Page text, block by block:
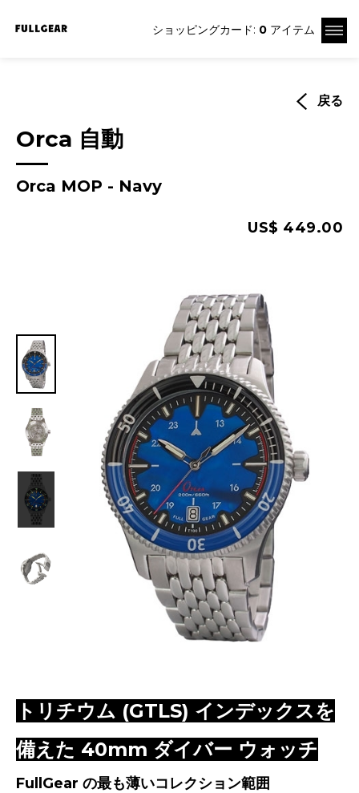
ショッピングカード: 0 アイテム
戻る
Orca 自動
Orca MOP - Navy
US$ 449.00
トリチウム (GTLS) インデックスを
備えた 40mm ダイバー ウォッチ
FullGear の最も薄いコレクション範囲